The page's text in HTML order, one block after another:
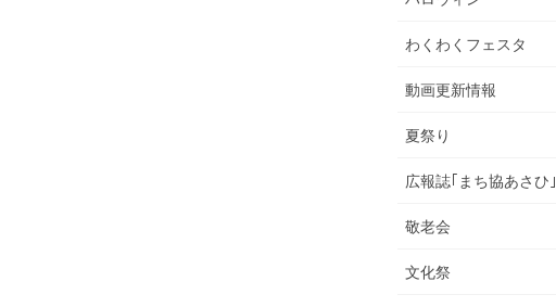
わくわくフェスタ
動画更新情報
夏祭り
広報誌｢まち協あさひ｣
敬老会
文化祭